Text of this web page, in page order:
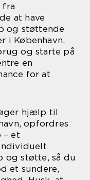
fra
at have
og støttende
i København,
og starte på
en
for at
hjælp til
opfordres
– et
og støtte, så du
et sundere,